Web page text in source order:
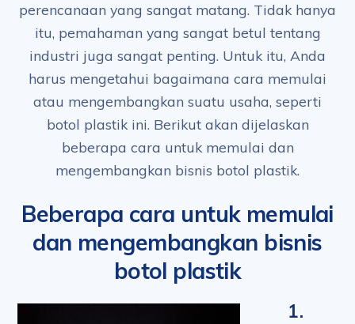
perencanaan yang sangat matang. Tidak hanya
itu, pemahaman yang sangat betul tentang
industri juga sangat penting. Untuk itu, Anda
harus mengetahui bagaimana cara memulai
atau mengembangkan suatu usaha, seperti
botol plastik ini. Berikut akan dijelaskan
beberapa cara untuk memulai dan
mengembangkan bisnis botol plastik.
Beberapa cara untuk memulai
dan mengembangkan bisnis
botol plastik
1.